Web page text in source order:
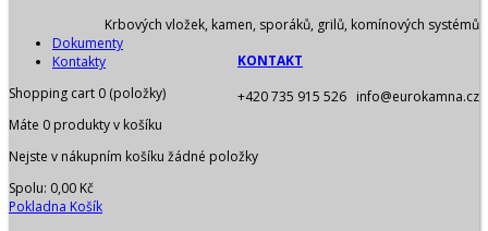
Krbových vložek, kamen, sporáků, grilů, komínových systémů
KONTAKT
+420 735 915 526 info@eurokamna.cz
Dokumenty
Kontakty
Shopping cart 0 (položky)
Máte 0 produkty v košíku
Nejste v nákupním košíku žádné položky
Spolu: 0,00 Kč
Pokladna Košík